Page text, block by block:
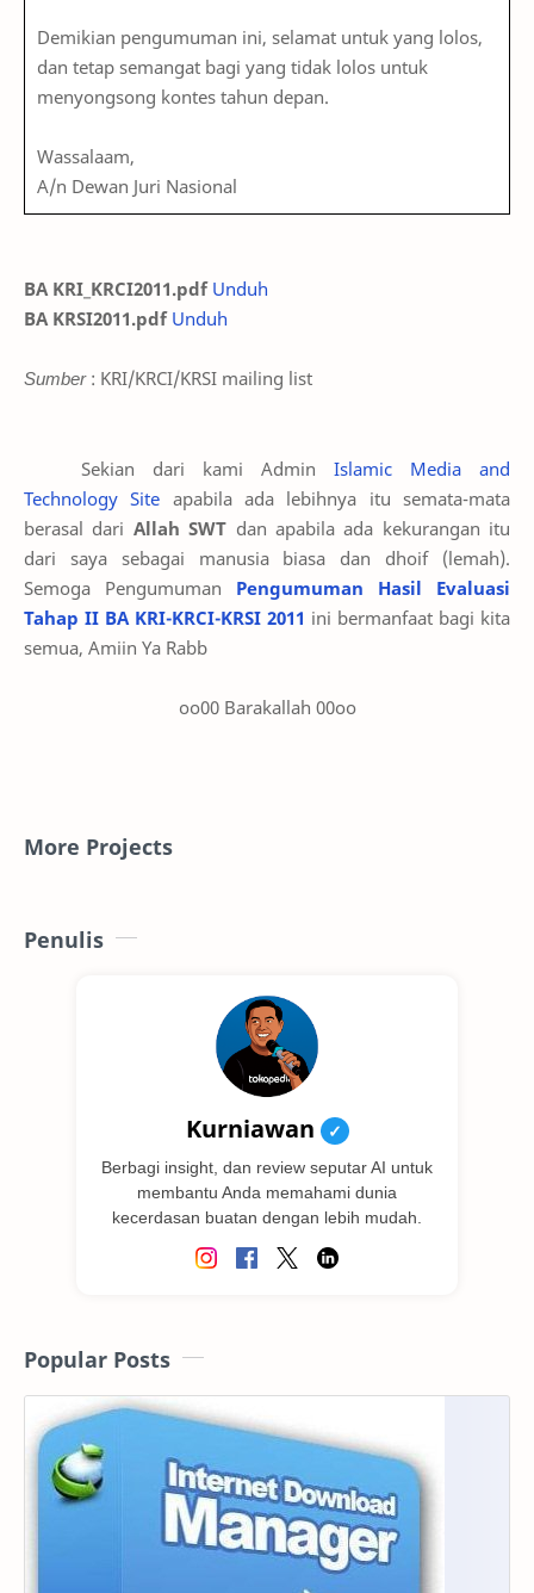
Demikian pengumuman ini, selamat untuk yang lolos,
dan tetap semangat bagi yang tidak lolos untuk
menyongsong kontes tahun depan.
Wassalaam,
A/n Dewan Juri Nasional
BA KRI_KRCI2011.pdf Unduh
BA KRSI2011.pdf Unduh
Sumber: KRI/KRCI/KRSI mailing list
Sekian dari kami Admin Islamic Media and
Technology Site apabila ada lebihnya itu semata-mata
berasal dari Allah SWT dan apabila ada kekurangan itu
dari saya sebagai manusia biasa dan dhoif (lemah).
Semoga Pengumuman Pengumuman Hasil Evaluasi
Tahap II BA KRI-KRCI-KRSI 2011 ini bermanfaat bagi kita
semua, Amiin Ya Rabb
oo00 Barakallah 00oo
More Projects
Penulis
Kurniawan ✓
Berbagi insight, dan review seputar AI untuk
membantu Anda memahami dunia
kecerdasan buatan dengan lebih mudah.
Popular Posts